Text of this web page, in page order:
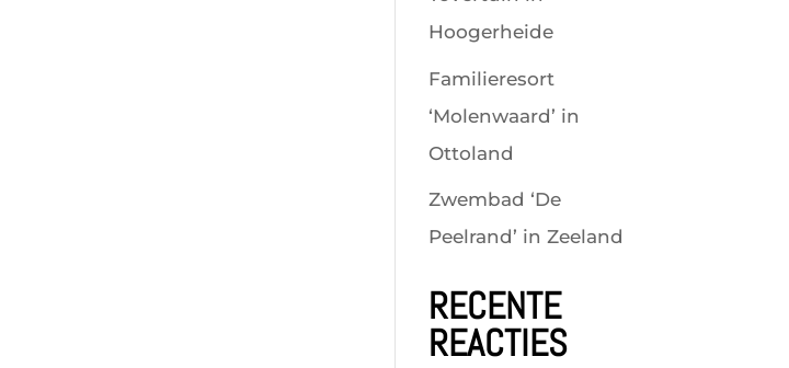
Hoogerheide
Familieresort
‘Molenwaard’ in
Ottoland
Zwembad ‘De
Peelrand’ in Zeeland
RECENTE
REACTIES